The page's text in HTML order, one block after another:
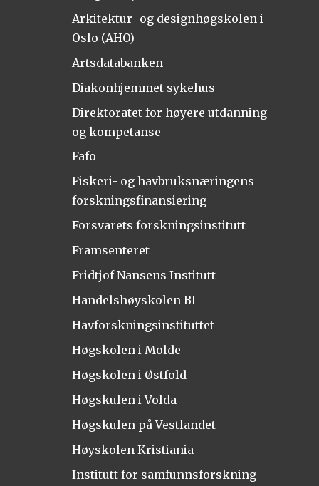
Arkitektur- og designhøgskolen i
Oslo (AHO)
Artsdatabanken
Diakonhjemmet sykehus
Direktoratet for høyere utdanning
og kompetanse
Fafo
Fiskeri- og havbruksnæringens
forskningsfinansiering
Forsvarets forskningsinstitutt
Framsenteret
Fridtjof Nansens Institutt
Handelshøyskolen BI
Havforskningsinstituttet
Høgskolen i Molde
Høgskolen i Østfold
Høgskulen i Volda
Høgskulen på Vestlandet
Høyskolen Kristiania
Institutt for samfunnsforskning